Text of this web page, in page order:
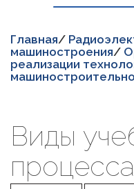
Главная/
машиностроения/
реализации
Виды
процесса